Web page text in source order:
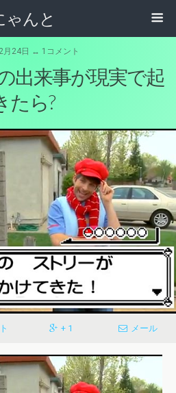
ゃんと
月24日 ↔ 1コメント
出来事が現実で起
たら?
+ 1 メール